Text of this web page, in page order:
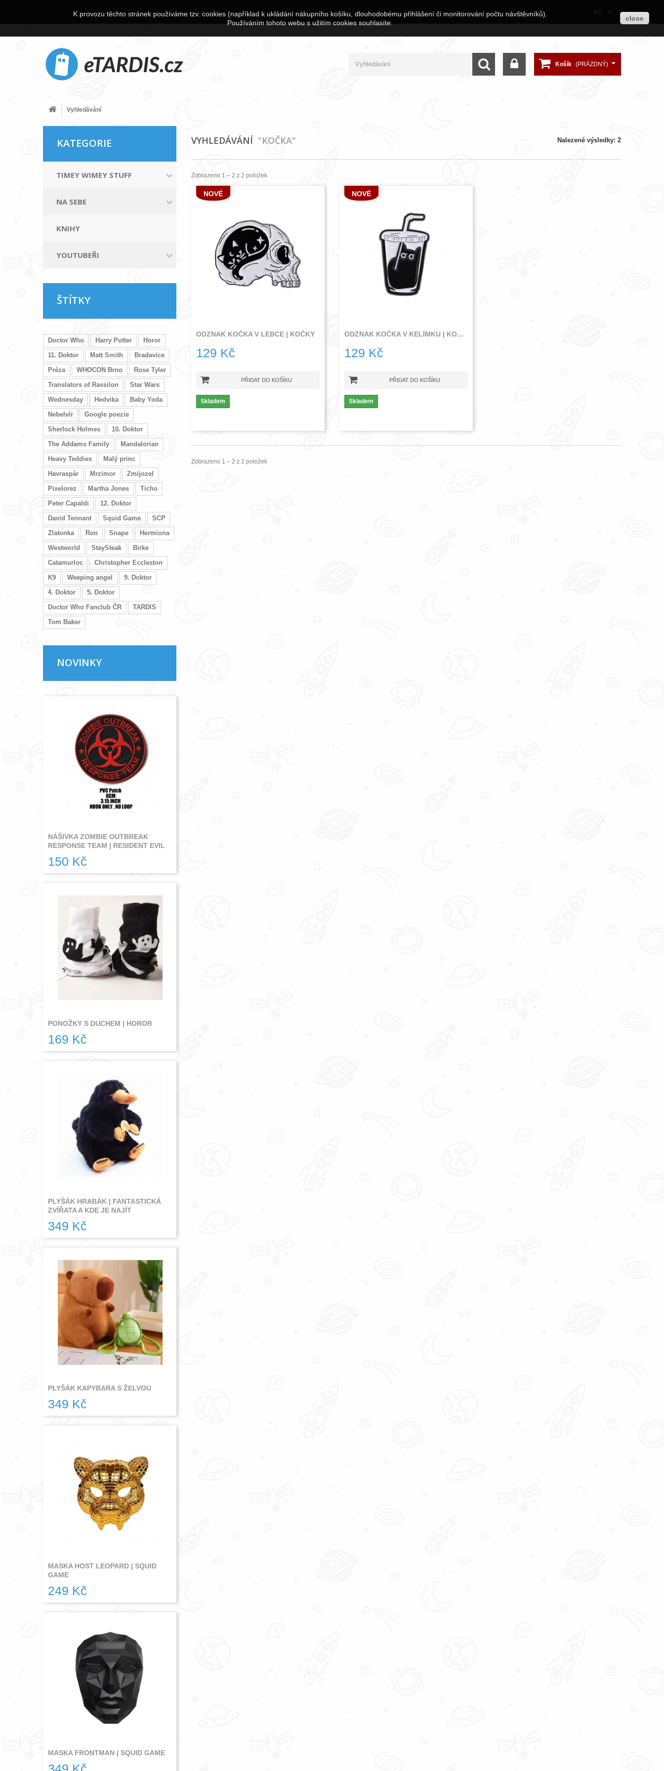
Košík (PRÁZDNÝ)
Vyhledávání
KATEGORIE
TIMEY WIMEY STUFF
NA SEBE
KNIHY
YOUTUBEŘI
ŠTÍTKY
Doctor Who Harry Potter
Horor
11. Doktor
Matt Smith
Bradavice
Préza
WHOCON Brno
Rose Tyler
Translators of Rassilon
Star Wars
Wednesday
Hedvika
Baby Yoda
Nebelvír
Google poezie
Sherlock Holmes
10. Doktor
The Addams Family
Mandalorian
Heavy Teddies
Malý princ
Havraspár
Mrzimor
Zmijozel
Pixelorez
Martha Jones
Ticho
Peter Capaldi
12. Doktor
David Tennant
Squid Game
SCP
Zlatonka
Ron Snape
Hermiona
Westworld
StaySteak
Birke
Catamurloc
Christopher Eccleston
K9
Weeping angel
9. Doktor
4. Doktor
5. Doktor
Doctor Who Fanclub ČR
TARDIS
Tom Baker
NOVINKY
NÁŠIVKA ZOMBIE OUTBREAK
RESPONSE TEAM | RESIDENT EVIL
150 Kč
PONOŽKY S DUCHEM | HOROR
169 Kč
PLYŠÁK HRABÁK | FANTASTICKÁ
ZVÍŘATA A KDE JE NAJÍT
349 Kč
PLYŠÁK KAPYBARA S ŽELVOU
349 Kč
MASKA HOST LEOPARD | SQUID
GAME
249 Kč
MASKA FRONTMAN | SQUID GAME
VYHLEDÁVÁNÍ "KOČKA" Nalezené výsledky: 2
Zobrazeno 1 – 2 z 2 položek
NOVÉ
ODZNAK KOČKA V LEBCE | KOČKY
129 Kč
PŘIDAT DO KOŠÍKU
Skladem
NOVÉ
ODZNAK KOČKA V KELÍMKU | KOČKY
129 Kč
PŘIDAT DO KOŠÍKU
Skladem
Zobrazeno 1 – 2 z 2 položek
K provozu těchto stránek používáme tzv. cookies (například k ukládání nákupního košíku, dlouhodobému přihlášení či monitorování počtu návštěvníků).
Používáním tohoto webu s užitím cookies souhlasíte.
close